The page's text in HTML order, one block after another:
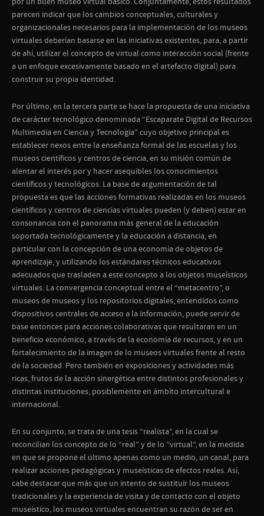
parecen indicar que los cambios conceptuales, culturales y
organizacionales necesarios para la implementación de los museos
virtuales deberían basarse en las iniciativas existentes, para, a partir
de ahí, utilizar el concepto de virtual como interacción social (frente
a un enfoque excesivamente basado en el artefacto digital) para
construir su propia identidad.
Por último, en la tercera parte se hace la propuesta de una iniciativa
de carácter tecnológico denominada “Escaparate Digital de Recursos
Multimedia en Ciencia y Tecnología” cuyo objetivo principal es
establecer nexos entre la enseñanza formal de las escuelas y los
museos científicos y centros de ciencia, en su misión común de
alentar el interés por y hacer asequibles los conocimientos
científicos y tecnológicos. La base de argumentación de tal
propuesta es que las acciones formativas realizadas en los museos
científicos y centros de ciencias virtuales pueden (y deben) estar en
consonancia con el panorama más general de la educación
soportada tecnológicamente y la educación a distancia, en
particular con la concepción de una economía de objetos de
aprendizaje, y utilizando los estándares técnicos educativos
adecuados que trasladen a este concepto a los objetos museísticos
virtuales. La convergencia conceptual entre el “metacentro”, o
museos de museos y los repositorios digitales, entendidos como
dispositivos centrales de acceso a la información, puede servir de
base entonces para acciones colaborativas que resultaran en un
beneficio económico, a través de la economía de recursos, y en un
fortalecimiento de la imagen de lo museos virtuales frente al resto
de la sociedad. Pero también en exposiciones y actividades más
ricas, frutos de la acción sinergética entre distintos profesionales y
distintas instituciones, posiblemente en ámbito intercultural e
internacional.
En su conjunto, se trata de una tesis “realista”, en la cual se
reconcilian los concepto de lo “real” y de lo “virtual”, en la medida
en que se propone el último apenas como un medio, un canal, para
realizar acciones pedagógicas y museísticas de efectos reales. Así,
cabe destacar que más que un intento de sustituir los museos
tradicionales y la experiencia de visita y de contacto con el objeto
museístico, los museos virtuales encuentran su razón de ser en